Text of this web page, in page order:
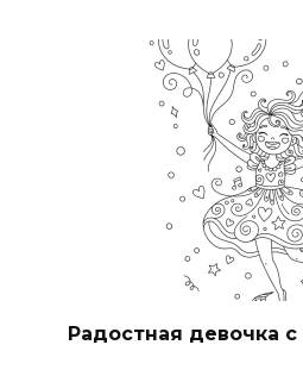
Радостная девочка